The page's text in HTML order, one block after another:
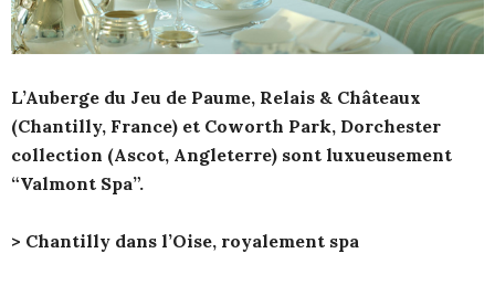
L’Auberge du Jeu de Paume, Relais & Châteaux
(Chantilly, France) et Coworth Park, Dorchester
collection (Ascot, Angleterre) sont luxueusement
“Valmont Spa”.
> Chantilly dans l’Oise, royalement spa